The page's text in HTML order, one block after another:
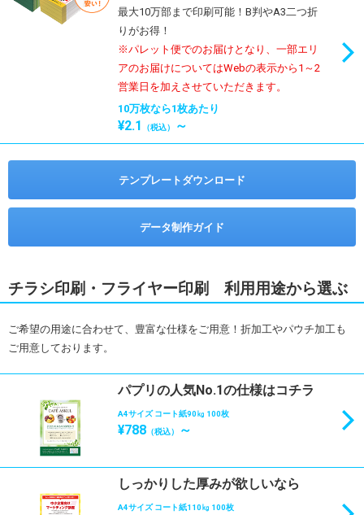
最大10万部まで印刷可能！B判やA3二つ折
りがお得！
※パレット便でのお届けとなり、一部エリ
アのお届けについてはWebの表示から1～2
営業日を加えさせていただきます。
10万枚なら1枚あたり
¥2.1 （税込） ～
テンプレートダウンロード
データ制作ガイド
チラシ印刷・フライヤー印刷 利用用途から選ぶ
ご希望の用途に合わせて、豊富な仕様をご用意！折加工やパウチ加工も
ご用意しております。
パプリの人気No.1の仕様はコチラ
A4サイズ コート紙90㎏ 100枚
¥788 （税込） ～
しっかりした厚みが欲しいなら
A4サイズ コート紙110㎏ 100枚